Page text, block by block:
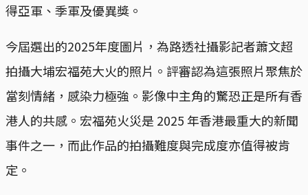
得亞軍、季軍及優異獎。
今屆選出的2025年度圖片，為路透社攝影記者蕭文超
拍攝大埔宏福苑大火的照片。評審認為這張照片聚焦於
當刻情緒，感染力極強。影像中主角的驚恐正是所有香
港人的共感。宏福苑火災是 2025 年香港最重大的新聞
事件之一，而此作品的拍攝難度與完成度亦值得被肯
定。